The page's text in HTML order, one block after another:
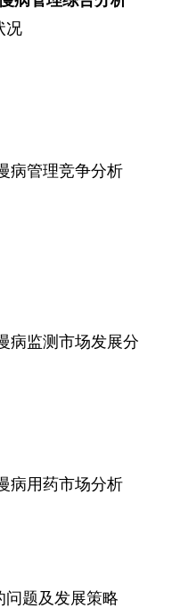
况
病管理竞争分析
病监测市场发展分
病用药市场分析
问题及发展策略